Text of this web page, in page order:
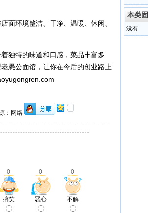
面环境整洁、干净、温暖、休闲、
独特的味道和口感，菜品丰富多
愚公面馆，让你在今后的创业路上
：网络
0 0 0
搞笑 恶心 不解
本类
没有